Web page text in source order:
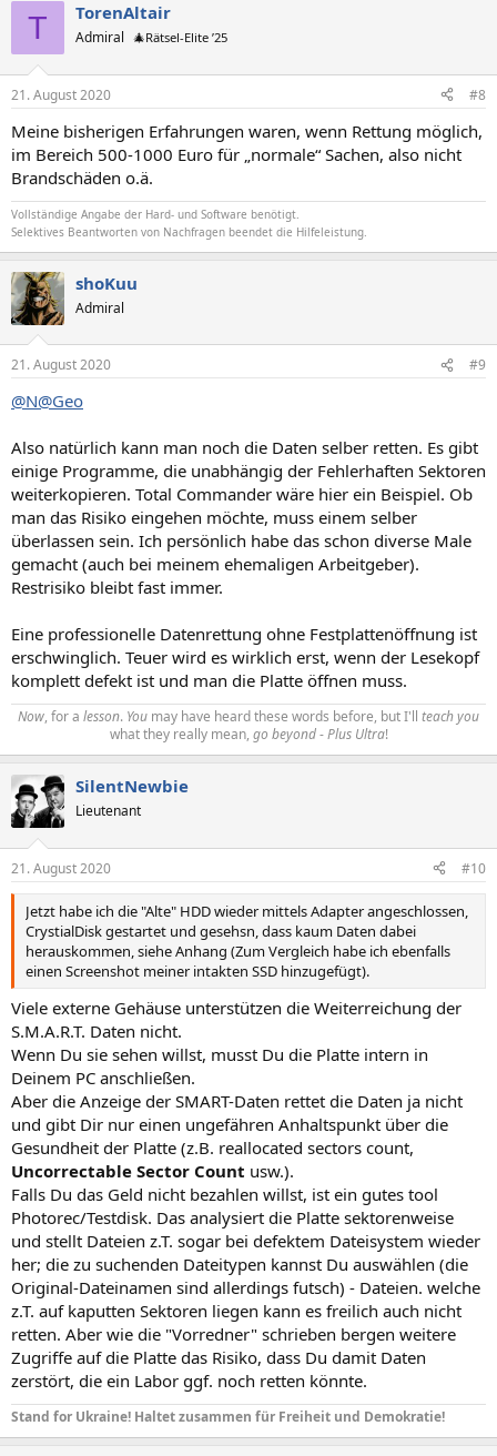
T TorenAltair
Admiral 🎄Rätsel-Elite ’25
21. August 2020 #8
Meine bisherigen Erfahrungen waren, wenn Rettung möglich,
im Bereich 500-1000 Euro für „normale“ Sachen, also nicht
Brandschäden o.ä.
Vollständige Angabe der Hard- und Software benötigt.
Selektives Beantworten von Nachfragen beendet die Hilfeleistung.
shoKuu
Admiral
21. August 2020 #9
@N@Geo
Also natürlich kann man noch die Daten selber retten. Es gibt
einige Programme, die unabhängig der Fehlerhaften Sektoren
weiterkopieren. Total Commander wäre hier ein Beispiel. Ob
man das Risiko eingehen möchte, muss einem selber
überlassen sein. Ich persönlich habe das schon diverse Male
gemacht (auch bei meinem ehemaligen Arbeitgeber).
Restrisiko bleibt fast immer.
Eine professionelle Datenrettung ohne Festplattenöffnung ist
erschwinglich. Teuer wird es wirklich erst, wenn der Lesekopf
komplett defekt ist und man die Platte öffnen muss.
Now, for a lesson. You may have heard these words before, but I'll teach you
what they really mean, go beyond-Plus Ultra!​
SilentNewbie
Lieutenant
21. August 2020 #10
Jetzt habe ich die "Alte" HDD wieder mittels Adapter angeschlossen,
CrystialDisk gestartet und gesehsn, dass kaum Daten dabei
herauskommen, siehe Anhang (Zum Vergleich habe ich ebenfalls
einen Screenshot meiner intakten SSD hinzugefügt).
Viele externe Gehäuse unterstützen die Weiterreichung der
S.M.A.R.T. Daten nicht.
Wenn Du sie sehen willst, musst Du die Platte intern in
Deinem PC anschließen.
Aber die Anzeige der SMART-Daten rettet die Daten ja nicht
und gibt Dir nur einen ungefähren Anhaltspunkt über die
Gesundheit der Platte (z.B. reallocated sectors count,
Uncorrectable Sector Count usw.).
Falls Du das Geld nicht bezahlen willst, ist ein gutes tool
Photorec/Testdisk. Das analysiert die Platte sektorenweise
und stellt Dateien z.T. sogar bei defektem Dateisystem wieder
her; die zu suchenden Dateitypen kannst Du auswählen (die
Original-Dateinamen sind allerdings futsch) - Dateien. welche
z.T. auf kaputten Sektoren liegen kann es freilich auch nicht
retten. Aber wie die "Vorredner" schrieben bergen weitere
Zugriffe auf die Platte das Risiko, dass Du damit Daten
zerstört, die ein Labor ggf. noch retten könnte.
Stand for Ukraine! Haltet zusammen für Freiheit und Demokratie!